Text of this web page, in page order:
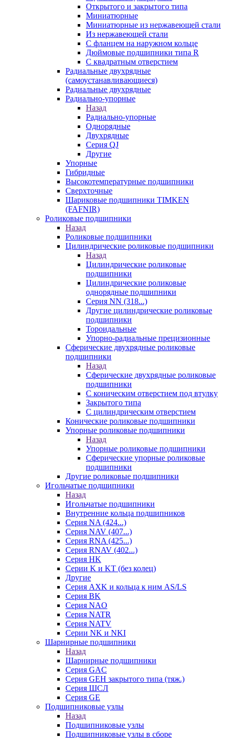
Открытого и закрытого типа
Миниатюрные
Миниатюрные из нержавеющей стали
Из нержавеющей стали
С фланцем на наружном кольце
Дюймовые подшипники типа R
С квадратным отверстием
Радиальные двухрядные
(самоустанавливающиеся)
Радиальные двухрядные
Радиально-упорные
Назад
Радиально-упорные
Однорядные
Двухрядные
Серия QJ
Другие
Упорные
Гибридные
Высокотемпературные подшипники
Сверхточные
Шариковые подшипники TIMKEN
(FAFNIR)
Роликовые подшипники
Назад
Роликовые подшипники
Цилиндрические роликовые подшипники
Назад
Цилиндрические роликовые
подшипники
Цилиндрические роликовые
однорядные подшипники
Серия NN (318...)
Другие цилиндрические роликовые
подшипники
Тороидальные
Упорно-радиальные прецизионные
Сферические двухрядные роликовые
подшипники
Назад
Сферические двухрядные роликовые
подшипники
С коническим отверстием под втулку
Закрытого типа
С цилиндрическим отверстием
Конические роликовые подшипники
Упорные роликовые подшипники
Назад
Упорные роликовые подшипники
Сферические упорные роликовые
подшипники
Другие роликовые подшипники
Игольчатые подшипники
Назад
Игольчатые подшипники
Внутренние кольца подшипников
Серия NA (424...)
Серия NAV (407...)
Серия RNA (425...)
Серия RNAV (402...)
Серия HK
Серии K и KT (без колец)
Другие
Серия AXK и кольца к ним AS/LS
Серия BK
Серия NAO
Серия NATR
Серия NATV
Серии NK и NKI
Шарнирные подшипники
Назад
Шарнирные подшипники
Серия GAC
Серия GEH закрытого типа (тяж.)
Серия ШСЛ
Серия GE
Подшипниковые узлы
Назад
Подшипниковые узлы
Подшипниковые узлы в сборе